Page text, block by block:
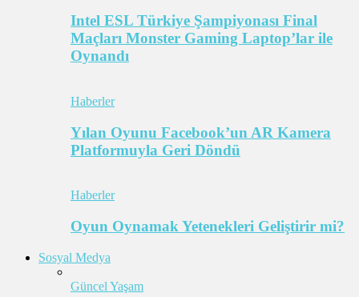
Intel ESL Türkiye Şampiyonası Final
Maçları Monster Gaming Laptop’lar ile
Oynandı
Haberler
Yılan Oyunu Facebook’un AR Kamera
Platformuyla Geri Döndü
Haberler
Oyun Oynamak Yetenekleri Geliştirir mi?
Sosyal Medya
Güncel Yaşam